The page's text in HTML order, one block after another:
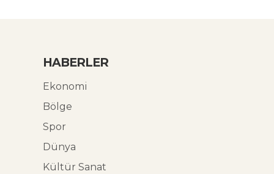
HABERLER
Ekonomi
Bölge
Spor
Dünya
Kültür Sanat